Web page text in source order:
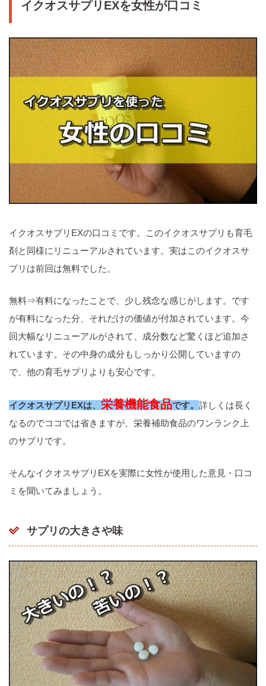
イクオスサプリEXを女性が口コミ
イクオスサプリEXの口コミです。このイクオスサプリも育毛
剤と同様にリニューアルされています。実はこのイクオスサ
プリは前回は無料でした。
無料⇒有料になったことで、少し残念な感じがします。です
が有料になった分、それだけの価値が付加されています。今
回大幅なリニューアルがされて、成分数など驚くほど追加さ
れています。その中身の成分もしっかり公開していますの
で、他の育毛サプリよりも安心です。
イクオスサプリEXは、 栄養機能食品です。 詳しくは長く
なるのでココでは省きますが、栄養補助食品のワンランク上
のサプリです。
そんなイクオスサプリEXを実際に女性が使用した意見・口コ
ミを聞いてみましょう。
サプリの大きさや味